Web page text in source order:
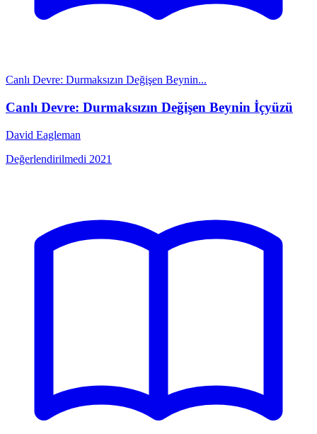
Canlı Devre: Durmaksızın Değişen Beynin...
Canlı Devre: Durmaksızın Değişen Beynin İçyüzü
David Eagleman
Değerlendirilmedi 2021